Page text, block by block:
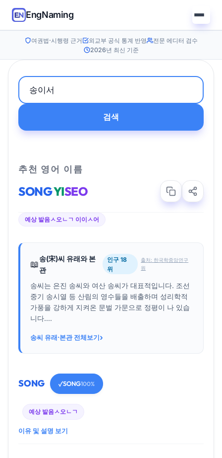
EngNaming
여권법·시행령 근거 외교부 공식 통계 반영
전문 에디터 검수
2026년 최신 기준
검색
추천 영어 이름
SONGYISEO
예상 발음ㅅ오ㄴㄱ 이이ㅅ어
📖
송(宋)씨 유래와 본
관
인구 18
위
출처: 한국학중앙연구
원
송씨는 은진 송씨와 여산 송씨가 대표적입니다. 조선
중기 송시열 등 산림의 영수들을 배출하며 성리학적
가풍을 강하게 지켜온 문벌 가문으로 정평이 나 있습
니다....
송씨 유래·본관 전체보기›
SONG ✓SONG100%
예상 발음ㅅ오ㄴㄱ
이유 및 설명 보기